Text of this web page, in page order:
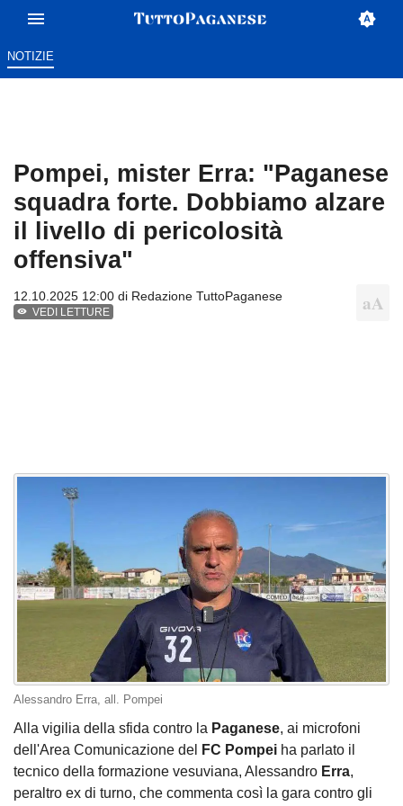
NOTIZIE
Pompei, mister Erra: "Paganese
squadra forte. Dobbiamo alzare
il livello di pericolosità
offensiva"
12.10.2025 12:00 di Redazione TuttoPaganese
VEDI LETTURE
Alessandro Erra, all. Pompei
Alla vigilia della sfida contro la Paganese, ai microfoni
dell'Area Comunicazione del
FC Pompei ha parlato il
tecnico della formazione vesuviana, Alessandro Erra,
peraltro ex di turno, che commenta così la gara contro gli